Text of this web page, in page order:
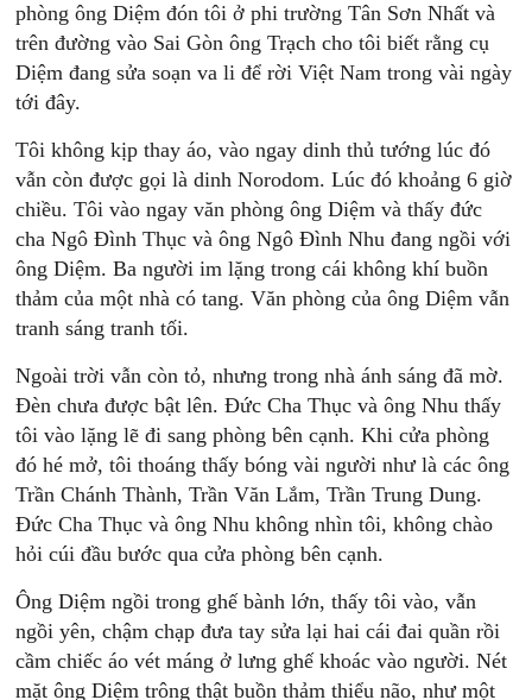
phòng ông Diệm đón tôi ở phi trường Tân Sơn Nhất và
trên đường vào Sai Gòn ông Trạch cho tôi biết rằng cụ
Diệm đang sửa soạn va li để rời Việt Nam trong vài ngày
tới đây.
Tôi không kịp thay áo, vào ngay dinh thủ tướng lúc đó
vẫn còn được gọi là dinh Norodom. Lúc đó khoảng 6 giờ
chiều. Tôi vào ngay văn phòng ông Diệm và thấy đức
cha Ngô Đình Thục và ông Ngô Đình Nhu đang ngồi với
ông Diệm. Ba người im lặng trong cái không khí buồn
thảm của một nhà có tang. Văn phòng của ông Diệm vẫn
tranh sáng tranh tối.
Ngoài trời vẫn còn tỏ, nhưng trong nhà ánh sáng đã mờ.
Đèn chưa được bật lên. Đức Cha Thục và ông Nhu thấy
tôi vào lặng lẽ đi sang phòng bên cạnh. Khi cửa phòng
đó hé mở, tôi thoáng thấy bóng vài người như là các ông
Trần Chánh Thành, Trần Văn Lắm, Trần Trung Dung.
Đức Cha Thục và ông Nhu không nhìn tôi, không chào
hỏi cúi đầu bước qua cửa phòng bên cạnh.
Ông Diệm ngồi trong ghế bành lớn, thấy tôi vào, vẫn
ngồi yên, chậm chạp đưa tay sửa lại hai cái đai quần rồi
cầm chiếc áo vét máng ở lưng ghế khoác vào người. Nét
mặt ông Diệm trông thật buồn thảm thiểu não, như một